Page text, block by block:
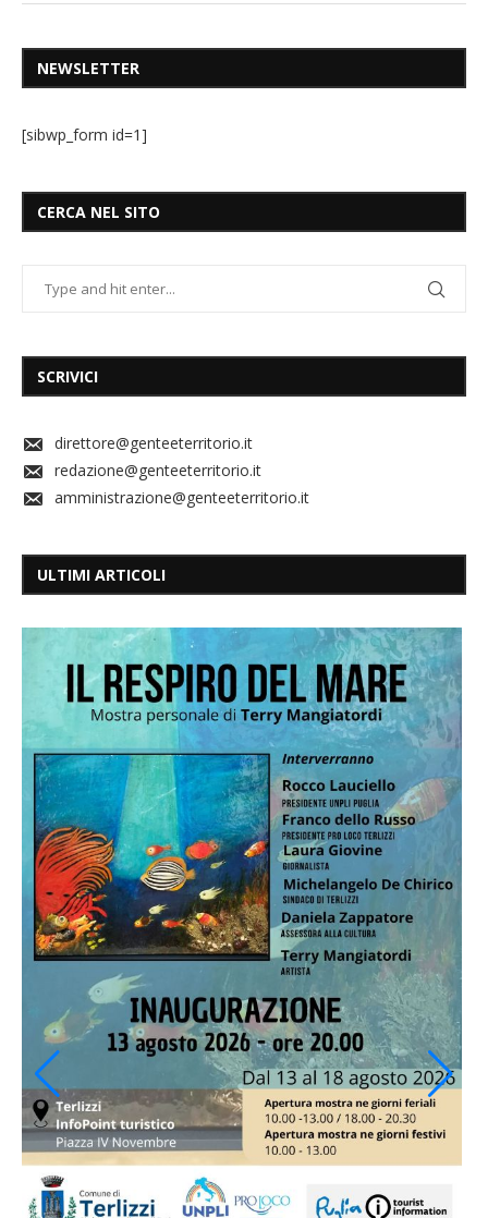
NEWSLETTER
[sibwp_form id=1]
CERCA NEL SITO
SCRIVICI
direttore@genteeterritorio.it
redazione@genteeterritorio.it
amministrazione@genteeterritorio.it
ULTIMI ARTICOLI